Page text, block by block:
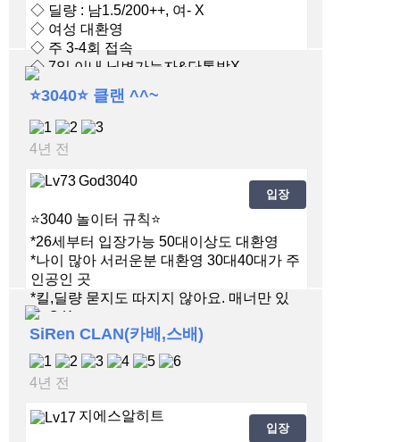
◇ 딜량 : 남1.5/200++, 여- X
◇ 여성 대환영
◇ 주 3-4회 접속
◇ 7일 이내 닉변가능자&단톡방X
⭐️3040⭐️ 클랜 ^^~
4년 전
입장
God3040
⭐️3040 놀이터 규칙⭐️
*26세부터 입장가능 50대이상도 대환영
*나이 많아 서러운분 대환영 30대40대가 주
인공인 곳
*킬,딜량 묻지도 따지지 않아요. 매너만 있
음 O.K
SiRen CLAN(카배,스배)
4년 전
입장
지에스알히트